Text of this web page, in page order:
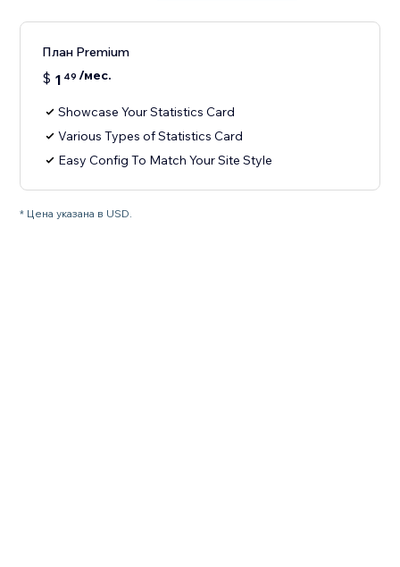
План Premium
$ 1 49 /мес.
Showcase Your Statistics Card
Various Types of Statistics Card
Easy Config To Match Your Site Style
* Цена указана в USD.